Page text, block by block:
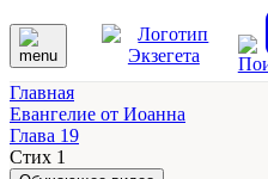
Главная
Евангелие от Иоанна
Глава 19
Стих 1